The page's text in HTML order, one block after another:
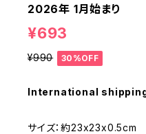
2026年 1月始まり
¥693
¥990 30%OFF
International
サイズ：約23x23x0.5cm